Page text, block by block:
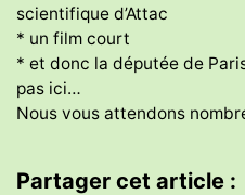
scientifique d’Attac
* un film court
* et donc la députée de
pas ici…
Nous vous attendons
Partager cet article :